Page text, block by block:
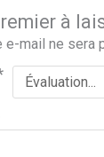
à
e-mail ne sera